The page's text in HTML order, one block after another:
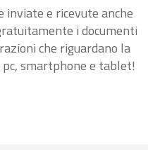
e ricevute anche
i documenti
che riguardano la
smartphone e tablet!